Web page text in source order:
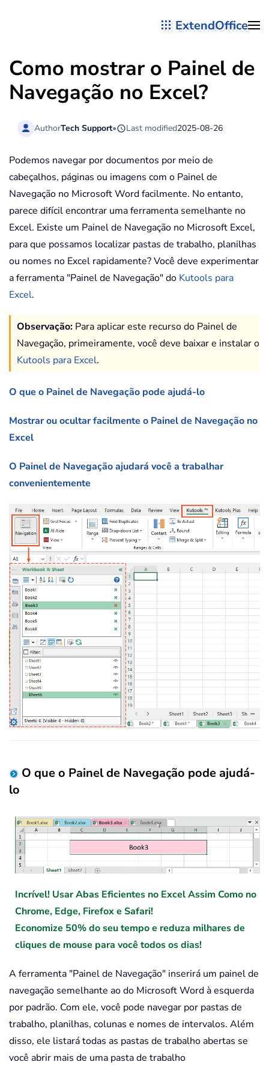
ExtendOffice
Como mostrar o Painel de
Navegação no Excel?
AuthorTech Support• Last modified2025-08-26
Podemos navegar por documentos por meio de
cabeçalhos, páginas ou imagens com o Painel de
Navegação no Microsoft Word facilmente. No entanto,
parece difícil encontrar uma ferramenta semelhante no
Excel. Existe um Painel de Navegação no Microsoft Excel,
para que possamos localizar pastas de trabalho, planilhas
ou nomes no Excel rapidamente? Você deve experimentar
a ferramenta "Painel de Navegação" do Kutools para
Excel.
Observação: Para aplicar este recurso do Painel de
Navegação, primeiramente, você deve baixar e instalar o
Kutools para Excel.
O que o Painel de Navegação pode ajudá-lo
Mostrar ou ocultar facilmente o Painel de Navegação no
Excel
O Painel de Navegação ajudará você a trabalhar
convenientemente
O que o Painel de Navegação pode ajudá-
lo
Incrível! Usar Abas Eficientes no Excel Assim Como no
Chrome, Edge, Firefox e Safari!
Economize 50% do seu tempo e reduza milhares de
cliques de mouse para você todos os dias!
A ferramenta "Painel de Navegação" inserirá um painel de
navegação semelhante ao do Microsoft Word à esquerda
por padrão. Com ele, você pode navegar por pastas de
trabalho, planilhas, colunas e nomes de intervalos. Além
disso, ele listará todas as pastas de trabalho abertas se
você abrir mais de uma pasta de trabalho